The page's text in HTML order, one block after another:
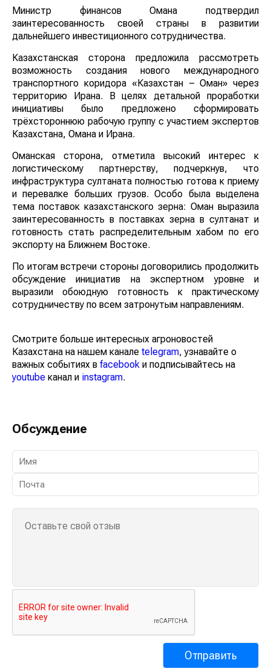
Министр финансов Омана подтвердил
заинтересованность своей страны в развитии
дальнейшего инвестиционного сотрудничества.
Казахстанская сторона предложила рассмотреть
возможность создания нового международного
транспортного коридора «Казахстан – Оман» через
территорию Ирана. В целях детальной проработки
инициативы было предложено сформировать
трёхстороннюю рабочую группу с участием экспертов
Казахстана, Омана и Ирана.
Оманская сторона, отметила высокий интерес к
логистическому партнерству, подчеркнув, что
инфраструктура султаната полностью готова к приему
и перевалке больших грузов. Особо была выделена
тема поставок казахстанского зерна: Оман выразила
заинтересованность в поставках зерна в султанат и
готовность стать распределительным хабом по его
экспорту на Ближнем Востоке.
По итогам встречи стороны договорились продолжить
обсуждение инициатив на экспертном уровне и
выразили обоюдную готовность к практическому
сотрудничеству по всем затронутым направлениям.
Смотрите больше интересных агроновостей
Казахстана на нашем канале telegram, узнавайте о
важных событиях в facebook и подписывайтесь на
youtube канал и instagram.
Обсуждение